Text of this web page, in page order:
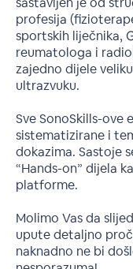
profesija
sportskih liječnika,
reumatologa i
zajedno dijele
ultrazvuku.
Sve SonoSkills-ove
sistematizirane i
dokazima. Sastoje
“Hands-on” dijela
platforme.
Molimo Vas da
upute detaljno
naknadno ne bi